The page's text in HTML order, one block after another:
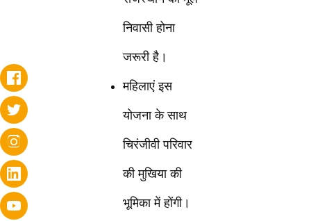
निवासी होना
जरूरी है।
महिलाएं इस
योजना के साथ
चिरंजीवी परिवार
की मुखिया की
भूमिका में होंगी।